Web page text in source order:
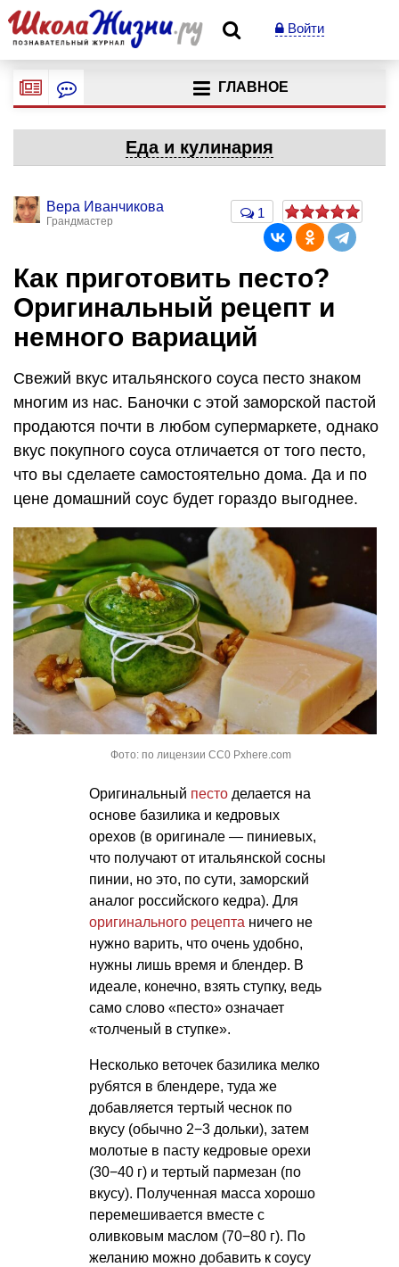
Войти
ГЛАВНОЕ
Еда и кулинария
Вера Иванчикова
Грандмастер
1
Как приготовить песто?
Оригинальный рецепт и
немного вариаций
Свежий вкус итальянского соуса песто знаком
многим из нас. Баночки с этой заморской пастой
продаются почти в любом супермаркете, однако
вкус покупного соуса отличается от того песто,
что вы сделаете самостоятельно дома. Да и по
цене домашний соус будет гораздо выгоднее.
Фото: по лицензии CC0 Pxhere.com
Оригинальный песто делается на
основе базилика и кедровых
орехов (в оригинале — пиниевых,
что получают от итальянской сосны
пинии, но это, по сути, заморский
аналог российского кедра). Для
оригинального рецепта ничего не
нужно варить, что очень удобно,
нужны лишь время и блендер. В
идеале, конечно, взять ступку, ведь
само слово «песто» означает
«толченый в ступке».
Несколько веточек базилика мелко
рубятся в блендере, туда же
добавляется тертый чеснок по
вкусу (обычно 2−3 дольки), затем
молотые в пасту кедровые орехи
(30−40 г) и тертый пармезан (по
вкусу). Полученная масса хорошо
перемешивается вместе с
оливковым маслом (70−80 г). По
желанию можно добавить к соусу